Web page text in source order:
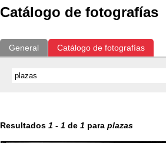
Catálogo de fotografías
General Catálogo de fotografías
Resultados 1 - 1 de 1 para plazas